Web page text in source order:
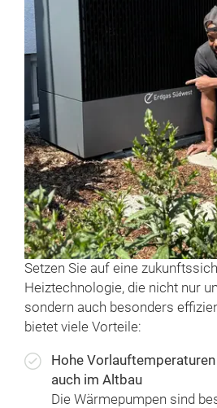
Setzen Sie auf eine
Heiztechnologie, die nicht nur
sondern auch besonders
bietet viele Vorteile:
Hohe
auch im Altbau
Die Wärmepumpen sind